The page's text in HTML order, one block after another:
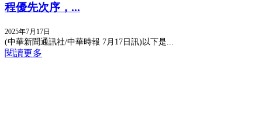
程優先次序，...
2025年7月17日
(中華新聞通訊社/中華時報 7月17日訊)​以下是...
閱讀更多